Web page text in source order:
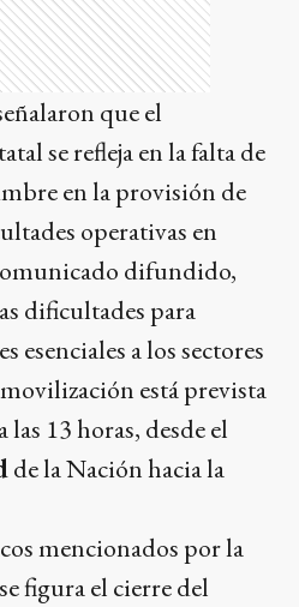
que el
se refleja en la falta de
en la provisión de
operativas en
difundido,
dificultades para
esenciales a los sectores
está prevista
las 13 horas, desde el
de la Nación hacia la
mencionados por la
figura el cierre del